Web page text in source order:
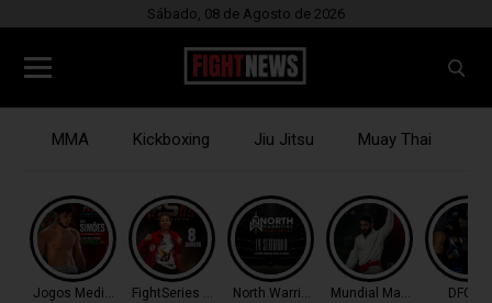
Sábado, 08 de Agosto de 2026
MMA Kickboxing Jiu Jitsu Muay Thai
Jogos MediterrâneoFightSeries 11 North Warriors Mundial Master IBJJFDFC 51